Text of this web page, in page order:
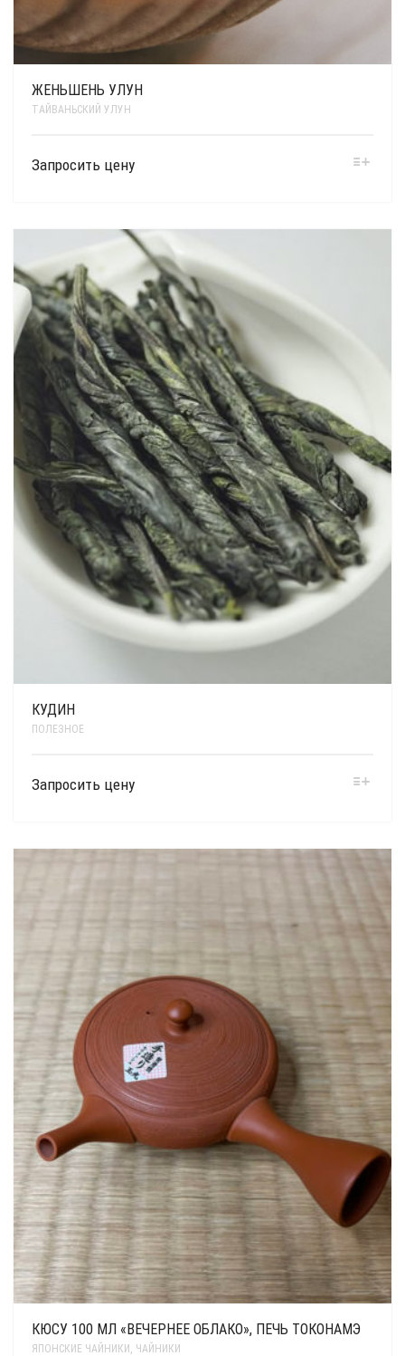
ЖЕНЬШЕНЬ УЛУН
ТАЙВАНЬСКИЙ УЛУН
Запросить цену
КУДИН
ПОЛЕЗНОЕ
Запросить цену
КЮСУ 100 МЛ «ВЕЧЕРНЕЕ ОБЛАКО», ПЕЧЬ ТОКОНАМЭ
ЯПОНСКИЕ ЧАЙНИКИ , ЧАЙНИКИ